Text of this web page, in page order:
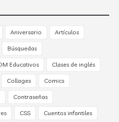
Aniversario Artículos
Búsquedas
Educativos Clases de inglés
Collages Comics
Contraseñas
CSS Cuentos infantiles